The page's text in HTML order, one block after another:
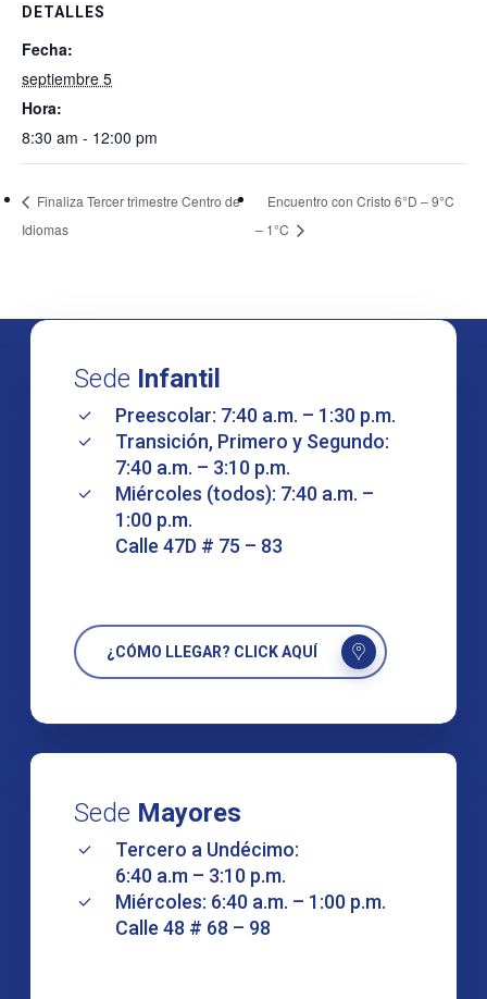
DETALLES
Fecha:
septiembre 5
Hora:
8:30 am - 12:00 pm
Finaliza Tercer trimestre Centro de
Idiomas
Encuentro con Cristo 6°D – 9°C
– 1°C
Sede Infantil
Preescolar: 7:40 a.m. – 1:30 p.m.
Transición, Primero y Segundo:
7:40 a.m. – 3:10 p.m.
Miércoles (todos): 7:40 a.m. –
1:00 p.m.
Calle 47D # 75 – 83
¿CÓMO LLEGAR? CLICK AQUÍ
Sede Mayores
Tercero a Undécimo:
6:40 a.m – 3:10 p.m.
Miércoles: 6:40 a.m. – 1:00 p.m.
Calle 48 # 68 – 98